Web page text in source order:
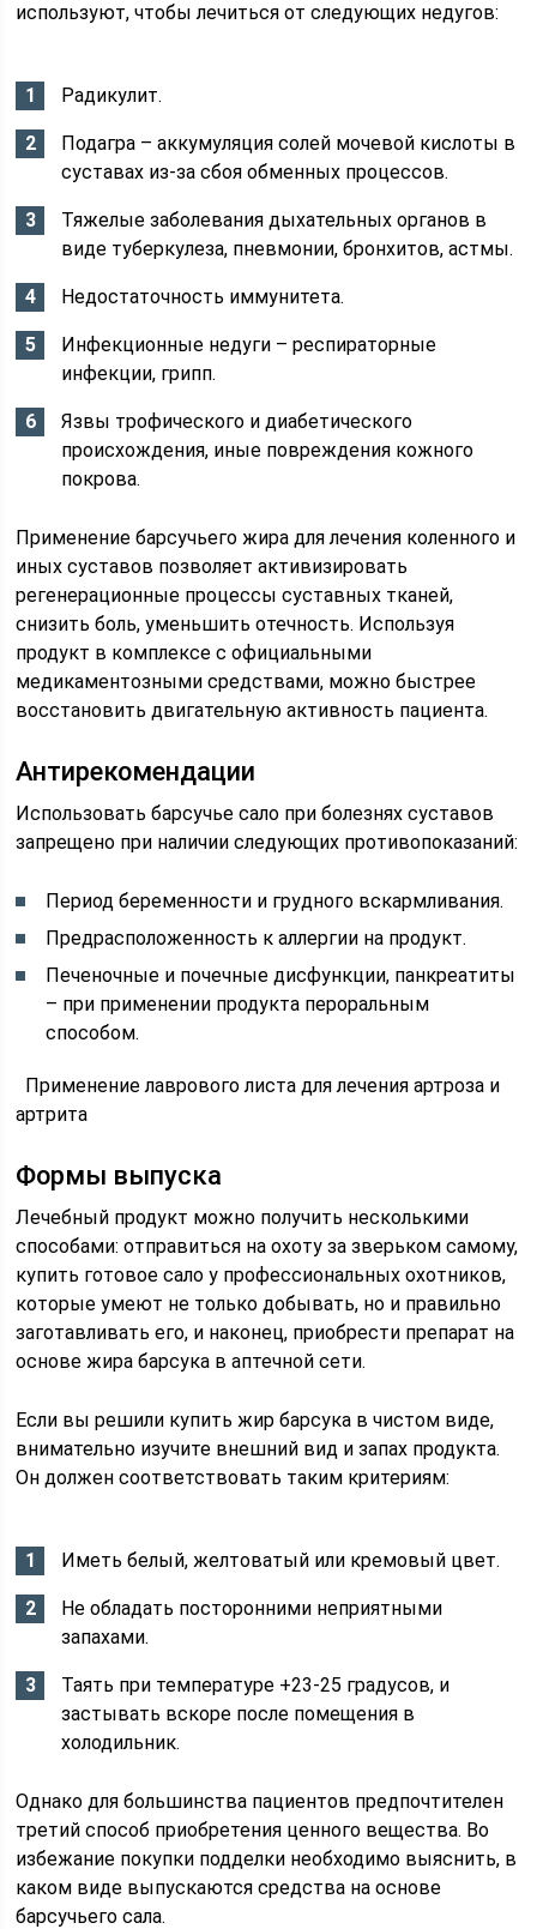
используют, чтобы лечиться от следующих недугов:
Радикулит.
Подагра – аккумуляция солей мочевой кислоты в
суставах из-за сбоя обменных процессов.
Тяжелые заболевания дыхательных органов в
виде туберкулеза, пневмонии, бронхитов, астмы.
Недостаточность иммунитета.
Инфекционные недуги – респираторные
инфекции, грипп.
Язвы трофического и диабетического
происхождения, иные повреждения кожного
покрова.
Применение барсучьего жира для лечения коленного и
иных суставов позволяет активизировать
регенерационные процессы суставных тканей,
снизить боль, уменьшить отечность. Используя
продукт в комплексе с официальными
медикаментозными средствами, можно быстрее
восстановить двигательную активность пациента.
Антирекомендации
Использовать барсучье сало при болезнях суставов
запрещено при наличии следующих противопоказаний:
Период беременности и грудного вскармливания.
Предрасположенность к аллергии на продукт.
Печеночные и почечные дисфункции, панкреатиты
– при применении продукта пероральным
способом.
Применение лаврового листа для лечения артроза и
артрита
Формы выпуска
Лечебный продукт можно получить несколькими
способами: отправиться на охоту за зверьком самому,
купить готовое сало у профессиональных охотников,
которые умеют не только добывать, но и правильно
заготавливать его, и наконец, приобрести препарат на
основе жира барсука в аптечной сети.
Если вы решили купить жир барсука в чистом виде,
внимательно изучите внешний вид и запах продукта.
Он должен соответствовать таким критериям:
Иметь белый, желтоватый или кремовый цвет.
Не обладать посторонними неприятными
запахами.
Таять при температуре +23-25 градусов, и
застывать вскоре после помещения в
холодильник.
Однако для большинства пациентов предпочтителен
третий способ приобретения ценного вещества. Во
избежание покупки подделки необходимо выяснить, в
каком виде выпускаются средства на основе
барсучьего сала.